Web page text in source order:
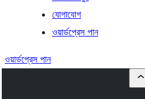
যোগাযোগ
ওয়ার্ডপ্রেস পান
ওয়ার্ডপ্রেস পান